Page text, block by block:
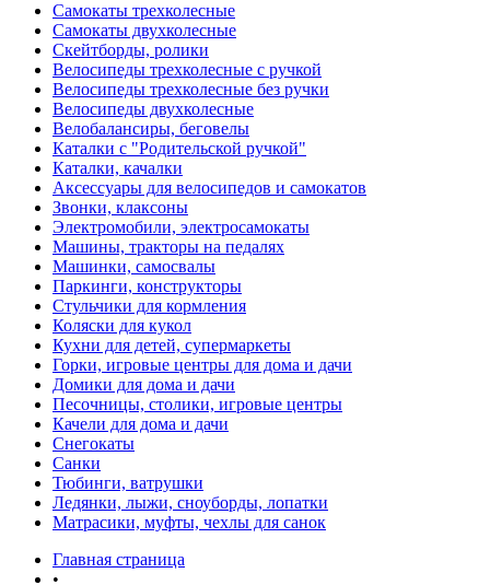
Самокаты трехколесные
Самокаты двухколесные
Скейтборды, ролики
Велосипеды трехколесные с ручкой
Велосипеды трехколесные без ручки
Велосипеды двухколесные
Велобалансиры, беговелы
Каталки с "Родительской ручкой"
Каталки, качалки
Аксессуары для велосипедов и самокатов
Звонки, клаксоны
Электромобили, электросамокаты
Машины, тракторы на педалях
Машинки, самосвалы
Паркинги, конструкторы
Стульчики для кормления
Коляски для кукол
Кухни для детей, супермаркеты
Горки, игровые центры для дома и дачи
Домики для дома и дачи
Песочницы, столики, игровые центры
Качели для дома и дачи
Снегокаты
Санки
Тюбинги, ватрушки
Ледянки, лыжи, сноуборды, лопатки
Матрасики, муфты, чехлы для санок
Главная страница
•